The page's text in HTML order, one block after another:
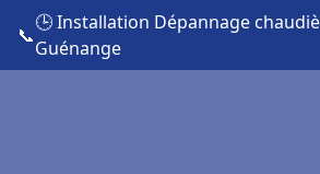
📞
🕒 Installation Dépannage
Guénange